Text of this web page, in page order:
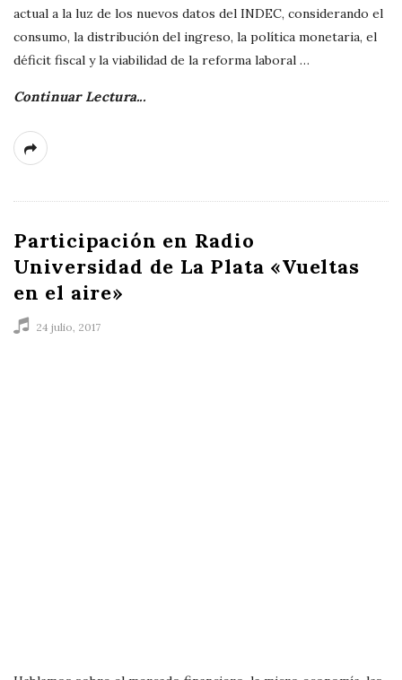
actual a la luz de los nuevos datos del INDEC, considerando el
consumo, la distribución del ingreso, la política monetaria, el
déficit fiscal y la viabilidad de la reforma laboral …
Continuar Lectura...
Participación en Radio
Universidad de La Plata «Vueltas
en el aire»
24 julio, 2017